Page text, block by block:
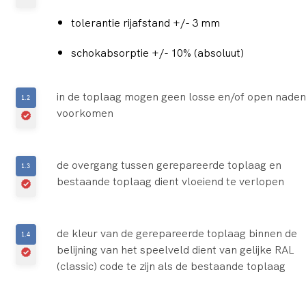
tolerantie rijafstand +/- 3 mm
schokabsorptie +/- 10% (absoluut)
in de toplaag mogen geen losse en/of open naden
voorkomen
de overgang tussen gerepareerde toplaag en
bestaande toplaag dient vloeiend te verlopen
de kleur van de gerepareerde toplaag binnen de
belijning van het speelveld dient van gelijke RAL
(classic) code te zijn als de bestaande toplaag